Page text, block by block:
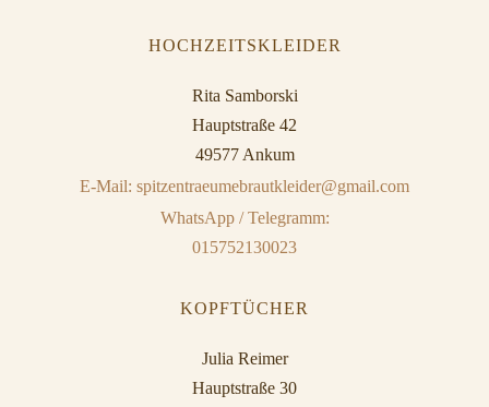
HOCHZEITSKLEIDER
Rita Samborski
Hauptstraße 42
49577 Ankum
E-Mail: spitzentraeumebrautkleider@gmail.com
WhatsApp / Telegramm:
015752130023
KOPFTÜCHER
Julia Reimer
Hauptstraße 30